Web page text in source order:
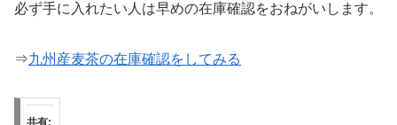
必ず手に入れたい人は早めの在庫確認をおねがいします。
⇒九州産麦茶の在庫確認をしてみる
共有: